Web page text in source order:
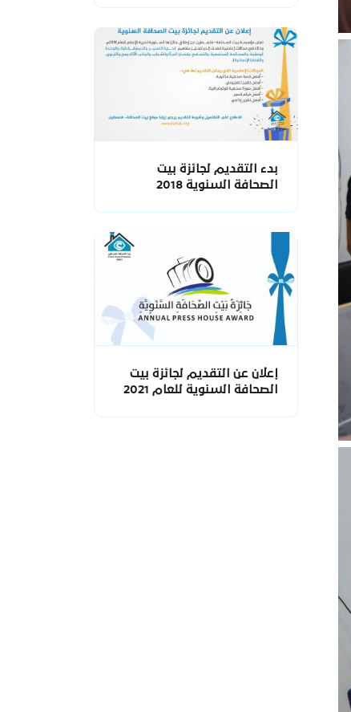
بدء التقديم لجائزة بيت
الصحافة السنوية 2018
إعلان عن التقديم لجائزة بيت
الصحافة السنوية للعام 2021